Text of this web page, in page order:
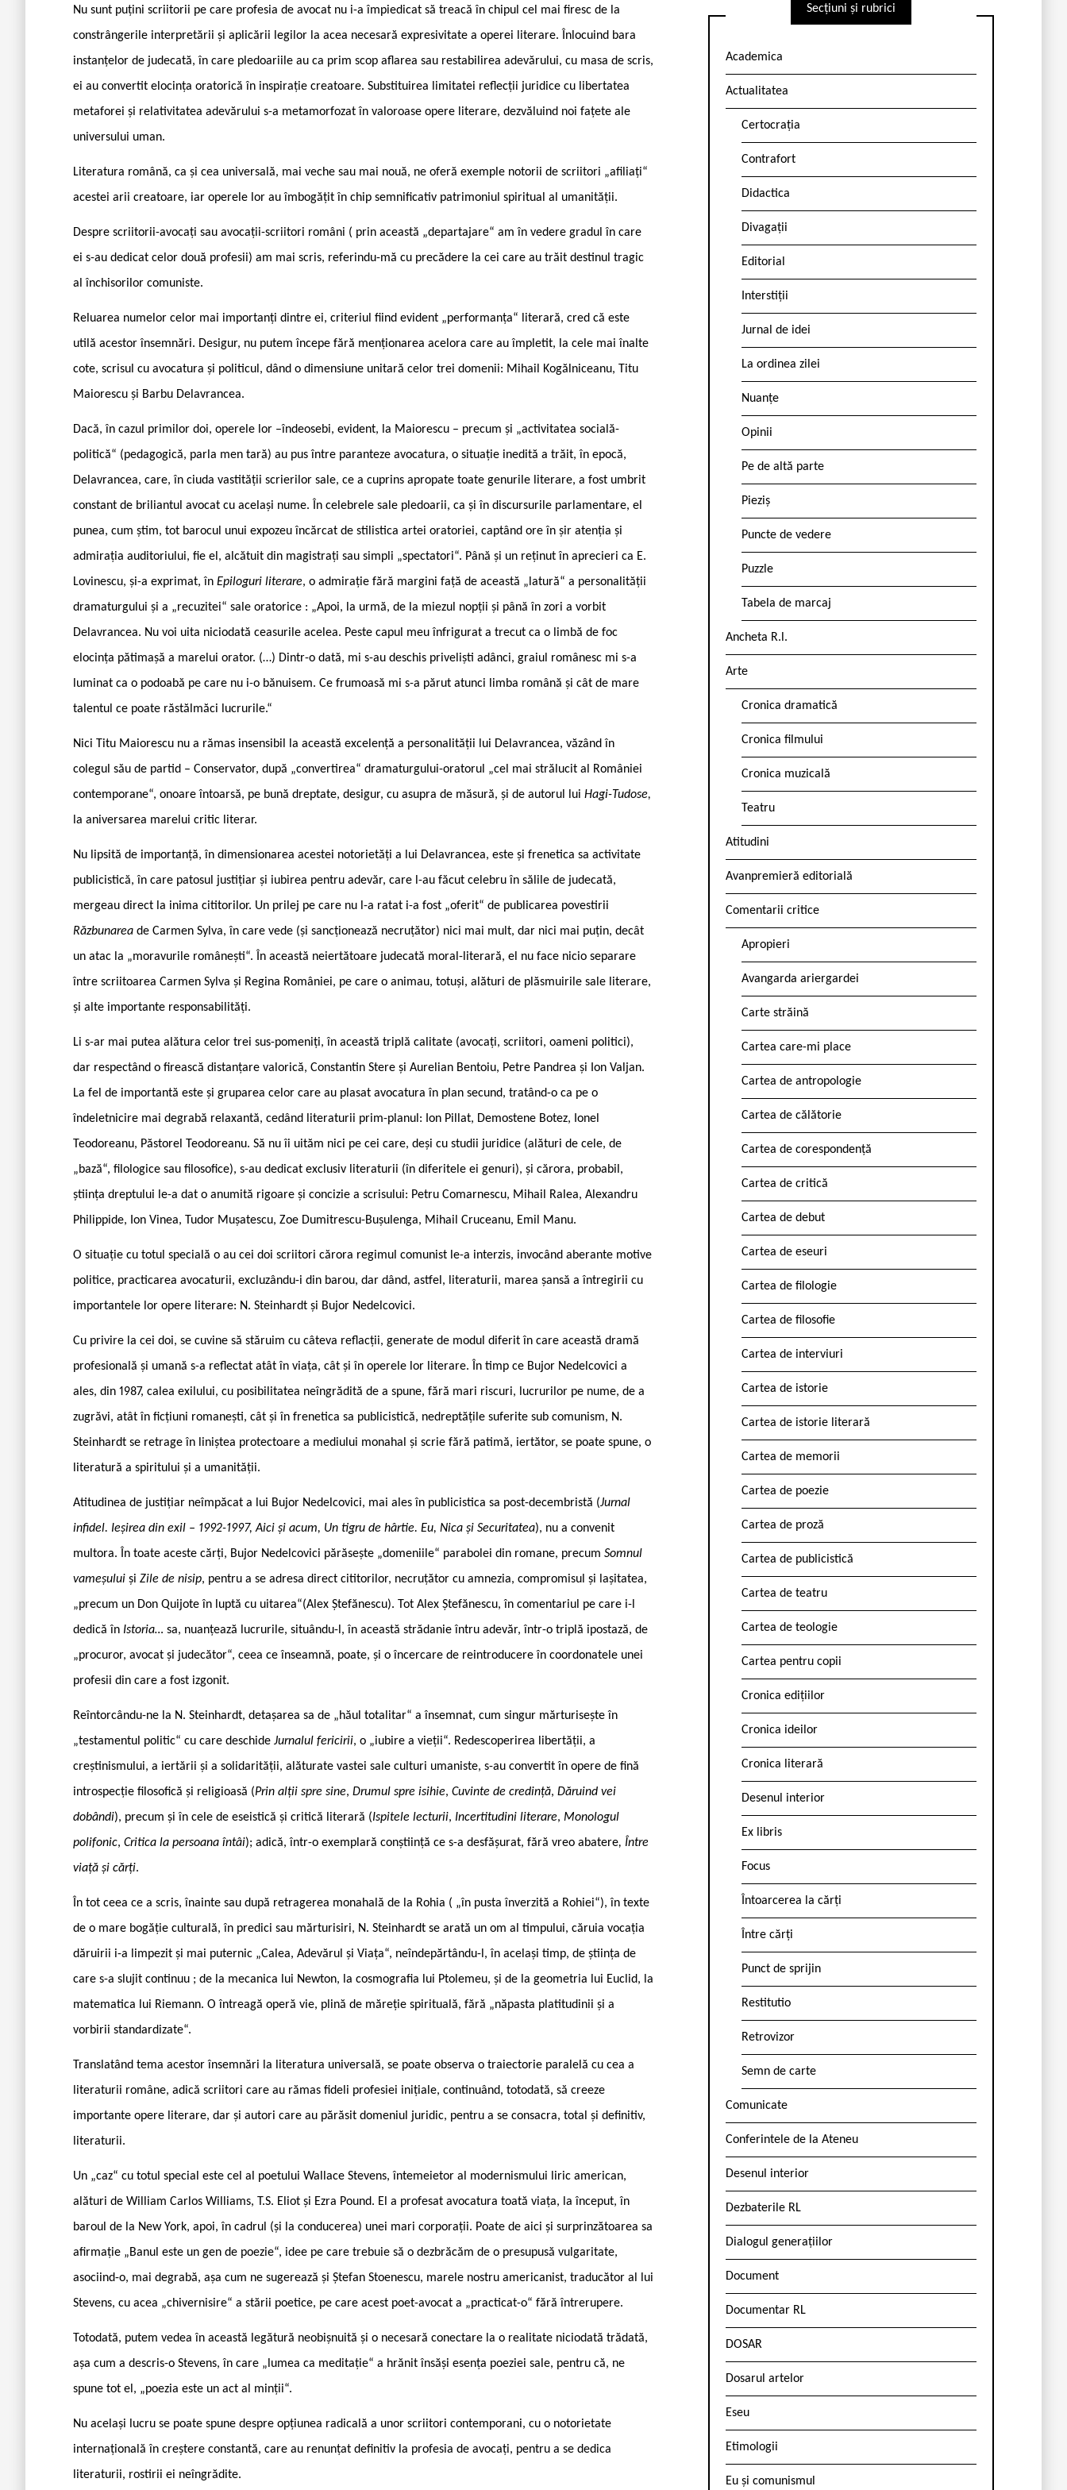
Nu sunt puțini scriitorii pe care profesia de avocat nu i-a împiedicat să treacă în chipul cel mai firesc de la
constrângerile interpretării și aplicării legilor la acea necesară expresivitate a operei literare. Înlocuind bara
instanțelor de judecată, în care pledoariile au ca prim scop aflarea sau restabilirea adevărului, cu masa de scris,
ei au convertit elocința oratorică în inspirație creatoare. Substituirea limitatei reflecții juridice cu libertatea
metaforei și relativitatea adevărului s-a metamorfozat în valoroase opere literare, dezvăluind noi fațete ale
universului uman.
Literatura română, ca și cea universală, mai veche sau mai nouă, ne oferă exemple notorii de scriitori „afiliați“
acestei arii creatoare, iar operele lor au îmbogățit în chip semnificativ patrimoniul spiritual al umanității.
Despre scriitorii-avocați sau avocații-scriitori români ( prin această „departajare“ am în vedere gradul în care
ei s-au dedicat celor două profesii) am mai scris, referindu-mă cu precădere la cei care au trăit destinul tragic
al închisorilor comuniste.
Reluarea numelor celor mai importanți dintre ei, criteriul fiind evident „performanța“ literară, cred că este
utilă acestor însemnări. Desigur, nu putem începe fără menționarea acelora care au împletit, la cele mai înalte
cote, scrisul cu avocatura și politicul, dând o dimensiune unitară celor trei domenii: Mihail Kogălniceanu, Titu
Maiorescu și Barbu Delavrancea.
Dacă, în cazul primilor doi, operele lor –îndeosebi, evident, la Maiorescu – precum și „activitatea socială-
politică“ (pedagogică, parla ­men tară) au pus între paranteze avocatura, o situație inedită a trăit, în epocă,
Delavrancea, care, în ciuda vastității scrierilor sale, ce a cuprins apropate toate genurile literare, a fost umbrit
constant de briliantul avocat cu același nume. În celebrele sale pledoarii, ca și în discursurile parlamentare, el
punea, cum știm, tot barocul unui expozeu încărcat de stilistica artei oratoriei, captând ore în șir atenția și
admirația auditoriului, fie el, alcătuit din magistrați sau simpli „spectatori“. Până și un reținut în aprecieri ca E.
Lovinescu, și-a exprimat, în Epiloguri literare, o admirație fără margini față de această „latură“ a personalității
dramaturgului și a „recuzitei“ sale oratorice : „Apoi, la urmă, de la miezul nopții și până în zori a vorbit
Delavrancea. Nu voi uita niciodată ceasurile acelea. Peste capul meu înfrigurat a trecut ca o limbă de foc
elocința pătimașă a marelui orator. (…) Dintr-o dată, mi s-au deschis priveliști adânci, graiul românesc mi s-a
luminat ca o podoabă pe care nu i-o bănuisem. Ce frumoasă mi s-a părut atunci limba română și cât de mare
talentul ce poate răstălmăci lucrurile.“
Nici Titu Maiorescu nu a rămas insensibil la această excelență a personalității lui Delavrancea, văzând în
colegul său de partid – Conservator, după „convertirea“ dramaturgului-oratorul „cel mai strălucit al României
contemporane“, onoare întoarsă, pe bună dreptate, desigur, cu asupra de măsură, și de autorul lui Hagi-Tudose,
la aniversarea marelui critic literar.
Nu lipsită de importanță, în dimensionarea acestei notorietăți a lui Delavrancea, este și frenetica sa activitate
publicistică, în care patosul justițiar și iubirea pentru adevăr, care l-au făcut celebru în sălile de judecată,
mergeau direct la inima cititorilor. Un prilej pe care nu l-a ratat i-a fost „oferit“ de publicarea povestirii
Răzbunarea de Carmen Sylva, în care vede (și sancționează necruțător) nici mai mult, dar nici mai puțin, decât
un atac la „moravurile românești“. În această neiertătoare judecată moral-literară, el nu face nicio separare
între scriitoarea Carmen Sylva și Regina României, pe care o animau, totuși, alături de plăsmuirile sale literare,
și alte importante responsabilități.
Li s-ar mai putea alătura celor trei sus-pomeniți, în această triplă calitate (avocați, scriitori, oameni politici),
dar respectând o firească distanțare valorică, Constantin Stere și Aurelian Bentoiu, Petre Pandrea și Ion Valjan.
La fel de importantă este și gruparea celor care au plasat avocatura în plan secund, tratând-o ca pe o
îndeletnicire mai degrabă relaxantă, cedând literaturii prim-planul: Ion Pillat, Demostene Botez, Ionel
Teodoreanu, Păstorel Teodoreanu. Să nu îi uităm nici pe cei care, deși cu studii juridice (alături de cele, de
„bază“, filologice sau filosofice), s-au dedicat exclusiv literaturii (în diferitele ei genuri), și cărora, probabil,
știința dreptului le-a dat o anumită rigoare și concizie a scrisului: Petru Comarnescu, Mihail Ralea, Alexandru
Philippide, Ion Vinea, Tudor Mușatescu, Zoe Dumitrescu-Bușulenga, Mihail Cruceanu, Emil Manu.
O situație cu totul specială o au cei doi scriitori cărora regimul comunist le-a interzis, invocând aberante motive
politice, practicarea avocaturii, excluzându-i din barou, dar dând, astfel, literaturii, marea șansă a întregirii cu
importantele lor opere literare: N. Steinhardt și Bujor Nedelcovici.
Cu privire la cei doi, se cuvine să stăruim cu câteva reflacții, generate de modul diferit în care această dramă
profesională și umană s-a reflectat atât în viața, cât și în operele lor literare. În timp ce Bujor Nedelcovici a
ales, din 1987, calea exilului, cu posibilitatea neîngrădită de a spune, fără mari riscuri, lucrurilor pe nume, de a
zugrăvi, atât în ficțiuni romanești, cât și în frenetica sa publicistică, nedreptățile suferite sub comunism, N.
Steinhardt se retrage în liniștea protectoare a mediului monahal și scrie fără patimă, iertător, se poate spune, o
literatură a spiritului și a umanității.
Atitudinea de justițiar neîmpăcat a lui Bujor Nedelcovici, mai ales în publicistica sa post-decembristă (Jurnal
infidel. Ieșirea din exil – 1992-1997, Aici și acum, Un tigru de hârtie. Eu, Nica și Securitatea), nu a convenit
multora. În toate aceste cărți, Bujor Nedelcovici părăsește „domeniile“ parabolei din romane, precum Somnul
vameșului și Zile de nisip, pentru a se adresa direct cititorilor, necruțător cu amnezia, compromisul și lașitatea,
„precum un Don Quijote în luptă cu uitarea“(Alex Ștefănescu). Tot Alex Ștefănescu, în comentariul pe care i-l
dedică în Istoria… sa, nuanțează lucrurile, situându-l, în această strădanie întru adevăr, într-o triplă ipostază, de
„procuror, avocat și judecător“, ceea ce înseamnă, poate, și o încercare de reintroducere în coordonatele unei
profesii din care a fost izgonit.
Reîntorcându-ne la N. Steinhardt, detașarea sa de „hăul totalitar“ a însemnat, cum singur mărturisește în
„testamentul politic“ cu care deschide Jurnalul fericirii, o „iubire a vieții“. Redescoperirea libertății, a
creștinismului, a iertării și a solidarității, alăturate vastei sale culturi umaniste, s-au convertit în opere de fină
introspecție filosofică și religioasă (Prin alții spre sine, Drumul spre isihie, Cuvinte de credință, Dăruind vei
dobândi), precum și în cele de eseistică și critică literară (Ispitele lecturii, Incertitudini literare, Monologul
polifonic, Critica la persoana întâi); adică, într-o exemplară conștiință ce s-a desfășurat, fără vreo abatere, Între
viață și cărți.
În tot ceea ce a scris, înainte sau după retragerea monahală de la Rohia ( „în pusta înverzită a Rohiei“), în texte
de o mare bogăție culturală, în predici sau mărturisiri, N. Steinhardt se arată un om al timpului, căruia vocația
dăruirii i-a limpezit și mai puternic „Calea, Adevărul și Viața“, neîndepărtându-l, în același timp, de știința de
care s-a slujit continuu ; de la mecanica lui Newton, la cosmografia lui Ptolemeu, și de la geometria lui Euclid, la
matematica lui Riemann. O întreagă operă vie, plină de măreție spirituală, fără „năpasta platitudinii și a
vorbirii standardizate“.
Translatând tema acestor însemnări la literatura universală, se poate observa o traiectorie paralelă cu cea a
literaturii române, adică scriitori care au rămas fideli profesiei inițiale, continuând, totodată, să creeze
importante opere literare, dar și autori care au părăsit domeniul juridic, pentru a se consacra, total și definitiv,
literaturii.
Un „caz“ cu totul special este cel al poetului Wallace Stevens, întemeietor al modernismului liric american,
alături de William Carlos Williams, T.S. Eliot și Ezra Pound. El a profesat avocatura toată viața, la început, în
baroul de la New York, apoi, în cadrul (și la conducerea) unei mari corporații. Poate de aici și surprinzătoarea sa
afirmație „Banul este un gen de poezie“, idee pe care trebuie să o dezbrăcăm de o presupusă vulgaritate,
asociind-o, mai degrabă, așa cum ne sugerează și Ștefan Stoenescu, marele nostru americanist, traducător al lui
Stevens, cu acea „chivernisire“ a stării poetice, pe care acest poet-avocat a „practicat-o“ fără întrerupere.
Totodată, putem vedea în această legătură neobișnuită și o necesară conectare la o realitate niciodată trădată,
așa cum a descris-o Stevens, în care „lumea ca meditație“ a hrănit însăși esența poeziei sale, pentru că, ne
spune tot el, „poezia este un act al minții“.
Nu același lucru se poate spune despre opțiunea radicală a unor scriitori contemporani, cu o notorietate
internațională în creștere constantă, care au renunțat definitiv la profesia de avocați, pentru a se dedica
literaturii, rostirii ei neîngrădite.
Secțiuni și rubrici
Academica
Actualitatea
Certocrația
Contrafort
Didactica
Divagații
Editorial
Interstiții
Jurnal de idei
La ordinea zilei
Nuanțe
Opinii
Pe de altă parte
Pieziș
Puncte de vedere
Puzzle
Tabela de marcaj
Ancheta R.l.
Arte
Cronica dramatică
Cronica filmului
Cronica muzicală
Teatru
Atitudini
Avanpremieră editorială
Comentarii critice
Apropieri
Avangarda ariergardei
Carte străină
Cartea care-mi place
Cartea de antropologie
Cartea de călătorie
Cartea de corespondență
Cartea de critică
Cartea de debut
Cartea de eseuri
Cartea de filologie
Cartea de filosofie
Cartea de interviuri
Cartea de istorie
Cartea de istorie literară
Cartea de memorii
Cartea de poezie
Cartea de proză
Cartea de publicistică
Cartea de teatru
Cartea de teologie
Cartea pentru copii
Cronica edițiilor
Cronica ideilor
Cronica literară
Desenul interior
Ex libris
Focus
Întoarcerea la cărți
Între cărți
Punct de sprijin
Restitutio
Retrovizor
Semn de carte
Comunicate
Conferintele de la Ateneu
Desenul interior
Dezbaterile RL
Dialogul generațiilor
Document
Documentar RL
DOSAR
Dosarul artelor
Eseu
Etimologii
Eu și comunismul